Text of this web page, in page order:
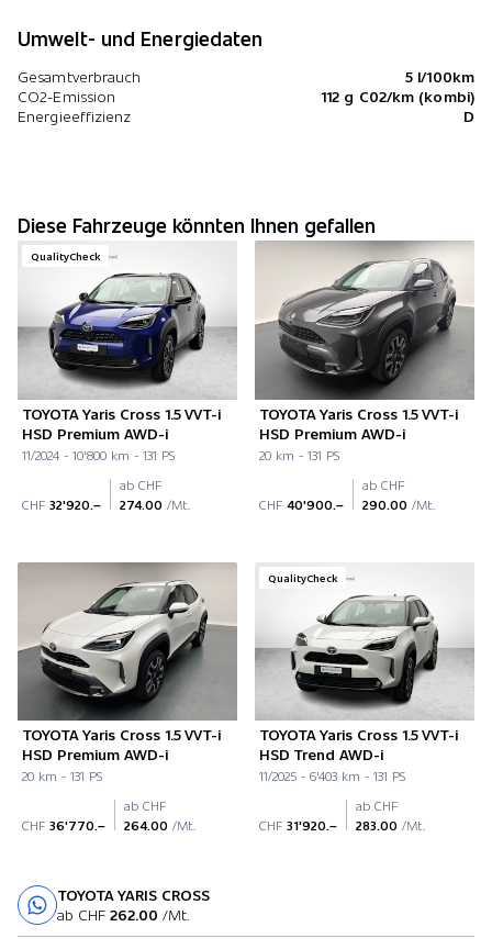
Umwelt- und Energiedaten
Gesamtverbrauch
5 l/100km
CO2-Emission
112 g C02/km (kombi)
Energieeffizienz
D
Diese Fahrzeuge könnten Ihnen gefallen
QualityCheck
TOYOTA Yaris Cross 1.5 VVT-i
HSD Premium AWD-i
11/2024 - 10'800 km - 131 PS
CHF 32'920.–
ab CHF
274.00 /Mt.
TOYOTA Yaris Cross 1.5 VVT-i
HSD Premium AWD-i
20 km - 131 PS
CHF 40'900.–
ab CHF
290.00 /Mt.
TOYOTA Yaris Cross 1.5 VVT-i
HSD Premium AWD-i
20 km - 131 PS
CHF 36'770.–
ab CHF
264.00 /Mt.
QualityCheck
TOYOTA Yaris Cross 1.5 VVT-i
HSD Trend AWD-i
11/2025 - 6'403 km - 131 PS
CHF 31'920.–
ab CHF
283.00 /Mt.
TOYOTA YARIS CROSS
ab CHF 262.00 /Mt.